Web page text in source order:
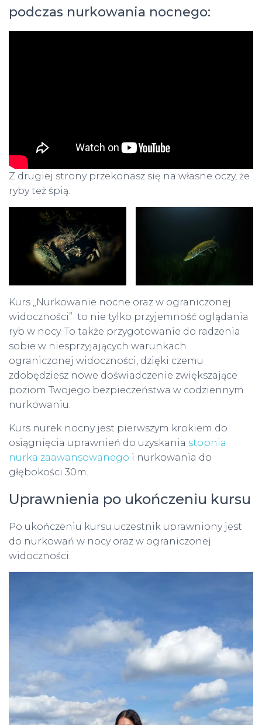
podczas nurkowania nocnego:
Z drugiej strony przekonasz się na własne oczy, że
ryby też śpią.
Kurs „Nurkowanie nocne oraz w ograniczonej
widoczności” to nie tylko przyjemność oglądania
ryb w nocy. To także przygotowanie do radzenia
sobie w niesprzyjających warunkach
ograniczonej widoczności, dzięki czemu
zdobędziesz nowe doświadczenie zwiększające
poziom Twojego bezpieczeństwa w codziennym
nurkowaniu.
Kurs nurek nocny jest pierwszym krokiem do
osiągnięcia uprawnień do uzyskania stopnia
nurka zaawansowanego i nurkowania do
głębokości 30m.
Uprawnienia po ukończeniu kursu
Po ukończeniu kursu uczestnik uprawniony jest
do nurkowań w nocy oraz w ograniczonej
widoczności.